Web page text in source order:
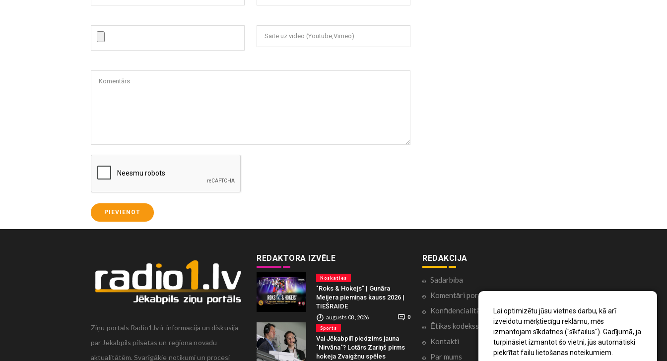
Lai optimizētu jūsu vietnes darbu, kā arī
izveidotu mērķtiecīgu reklāmu, mēs
izmantojam sīkdatnes ("sīkfailus"). Gadījumā, ja
turpināsiet izmantot šo vietni, jūs automātiski
piekrītat failu lietošanas noteikumiem.
Saite uz video (Youtube,Vimeo)
Komentārs
PIEVIENOT
Ziņu portāls Radio1.lv ir informācija un diskusija
par Jēkabpils pilsētas un reģiona novadu
aktualitātēm. Svarīgākie notikumi un procesi
REDAKTORA IZVĒLE
Noskaties
"Roks & Hokejs" | Gunāra
Meijera piemiņas kauss 2026 |
TIEŠRAIDE
augusts 08 , 2026 0
Sports
Vai Jēkabpilī piedzims jauna
"Nirvāna"? Lotārs Zariņš pirms
hokeja Zvaigžņu spēles
REDAKCIJA
Sadarbība
Komentāri portālā
Konfidencialitātes politika
Ētikas kodekss
Kontakti
Par mums